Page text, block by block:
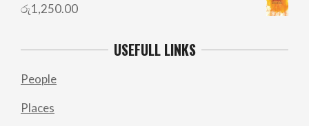
රු1,250.00
USEFULL LINKS
People
Places